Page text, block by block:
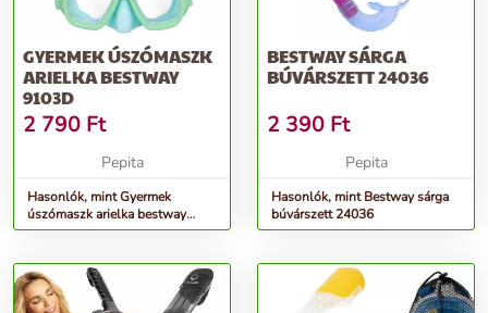
GYERMEK ÚSZÓMASZK
ARIELKA BESTWAY
9103D
2 790 Ft
Pepita
Hasonlók, mint Gyermek
úszómaszk arielka bestway
9103d
BESTWAY SÁRGA
BÚVÁRSZETT 24036
2 390 Ft
Pepita
Hasonlók, mint Bestway sárga
búvárszett 24036